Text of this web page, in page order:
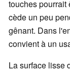
touches pourrait
cède un peu
gênant. Dans
convient à un
La surface lisse